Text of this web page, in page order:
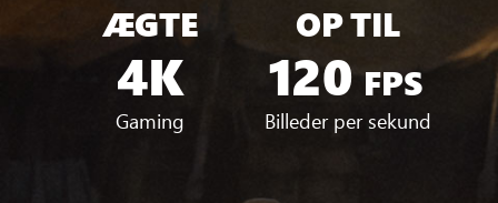
ÆGTE
4K
Gaming
OP TIL
120 FPS
Billeder per sekund